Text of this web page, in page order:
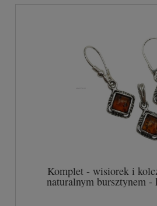
Komplet - wisiorek i
naturalnym bursztynem -